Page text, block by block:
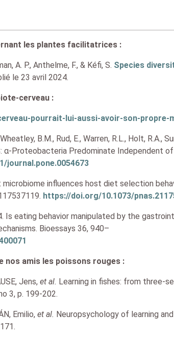
les plantes facilitatrices :
A. P., Anthelme, F., & Kéfi, S. Species
le 23 avril 2024.
cerveau :
pourrait-lui-aussi-avoir-son-propre-
B.M., Rud, E., Warren, R.L., Holt, R.A.,
α-Proteobacteria Predominate Independent
journal.pone.0054673
microbiome influences host diet selection
https://doi.org/10.1073/
Is eating behavior manipulated by the
Bioessays 36, 940–
nos amis les poissons rouges :
Jens, et al. Learning in fishes: from three-
3, p. 199-202.
Emilio, et al. Neuropsychology of learning